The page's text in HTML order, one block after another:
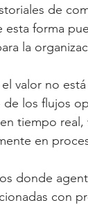
de
forma
la
valor no
los flujos
tiempo
en
donde
con